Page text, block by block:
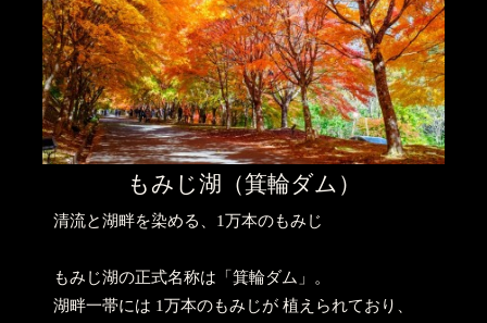
もみじ湖（箕輪ダム）
清流と湖畔を染める、1万本のもみじ
もみじ湖の正式名称は「箕輪ダム」。
湖畔一帯には 1万本のもみじが 植えられており、